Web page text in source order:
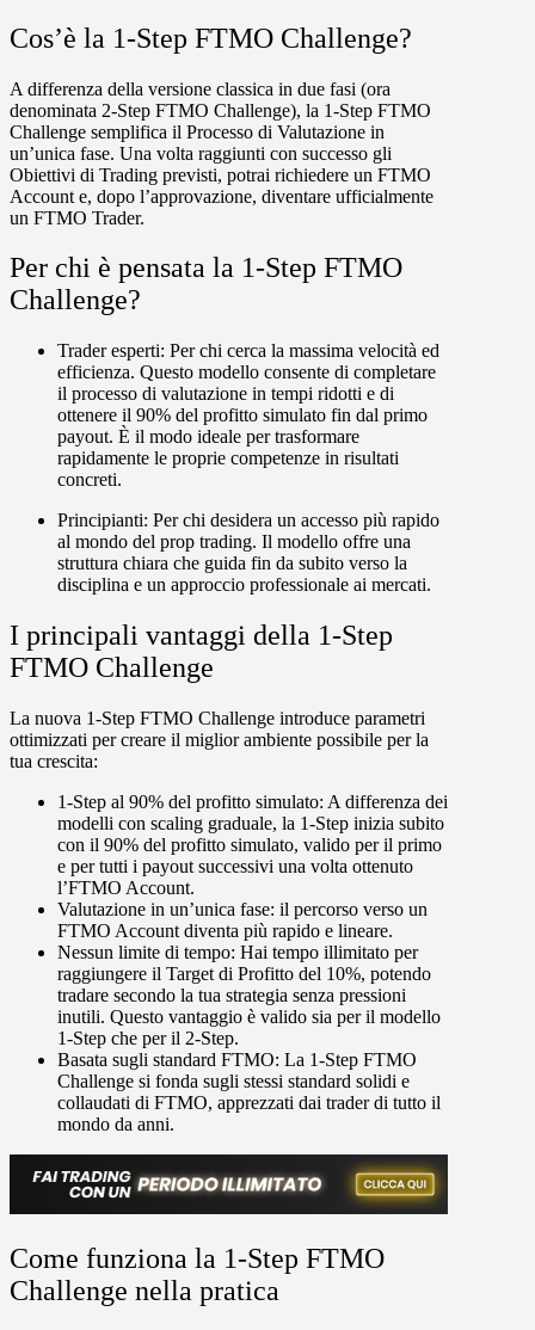
Cos’è la 1-Step FTMO Challenge?
A differenza della versione classica in due fasi (ora
denominata 2-Step FTMO Challenge), la 1-Step FTMO
Challenge semplifica il Processo di Valutazione in
un’unica fase. Una volta raggiunti con successo gli
Obiettivi di Trading previsti, potrai richiedere un FTMO
Account e, dopo l’approvazione, diventare ufficialmente
un FTMO Trader.
Per chi è pensata la 1-Step FTMO
Challenge?
Trader esperti: Per chi cerca la massima velocità ed
efficienza. Questo modello consente di completare
il processo di valutazione in tempi ridotti e di
ottenere il 90% del profitto simulato fin dal primo
payout. È il modo ideale per trasformare
rapidamente le proprie competenze in risultati
concreti.
Principianti: Per chi desidera un accesso più rapido
al mondo del prop trading. Il modello offre una
struttura chiara che guida fin da subito verso la
disciplina e un approccio professionale ai mercati.
I principali vantaggi della 1-Step
FTMO Challenge
La nuova 1-Step FTMO Challenge introduce parametri
ottimizzati per creare il miglior ambiente possibile per la
tua crescita:
1-Step al 90% del profitto simulato: A differenza dei
modelli con scaling graduale, la 1-Step inizia subito
con il 90% del profitto simulato, valido per il primo
e per tutti i payout successivi una volta ottenuto
l’FTMO Account.
Valutazione in un’unica fase: il percorso verso un
FTMO Account diventa più rapido e lineare.
Nessun limite di tempo: Hai tempo illimitato per
raggiungere il Target di Profitto del 10%, potendo
tradare secondo la tua strategia senza pressioni
inutili. Questo vantaggio è valido sia per il modello
1-Step che per il 2-Step.
Basata sugli standard FTMO: La 1-Step FTMO
Challenge si fonda sugli stessi standard solidi e
collaudati di FTMO, apprezzati dai trader di tutto il
mondo da anni.
Come funziona la 1-Step FTMO
Challenge nella pratica